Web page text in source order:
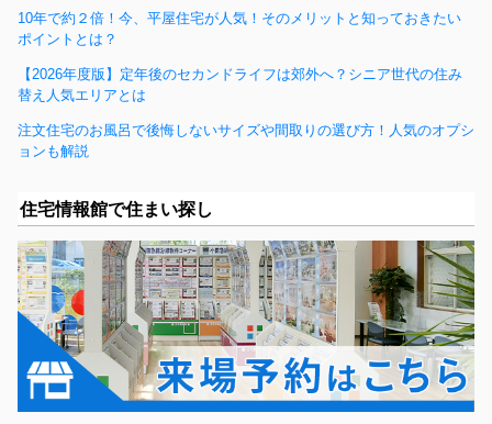
10年で約２倍！今、平屋住宅が人気！そのメリットと知っておきたい
ポイントとは？
【2026年度版】定年後のセカンドライフは郊外へ？シニア世代の住み
替え人気エリアとは
注文住宅のお風呂で後悔しないサイズや間取りの選び方！人気のオプシ
ョンも解説
住宅情報館で住まい探し